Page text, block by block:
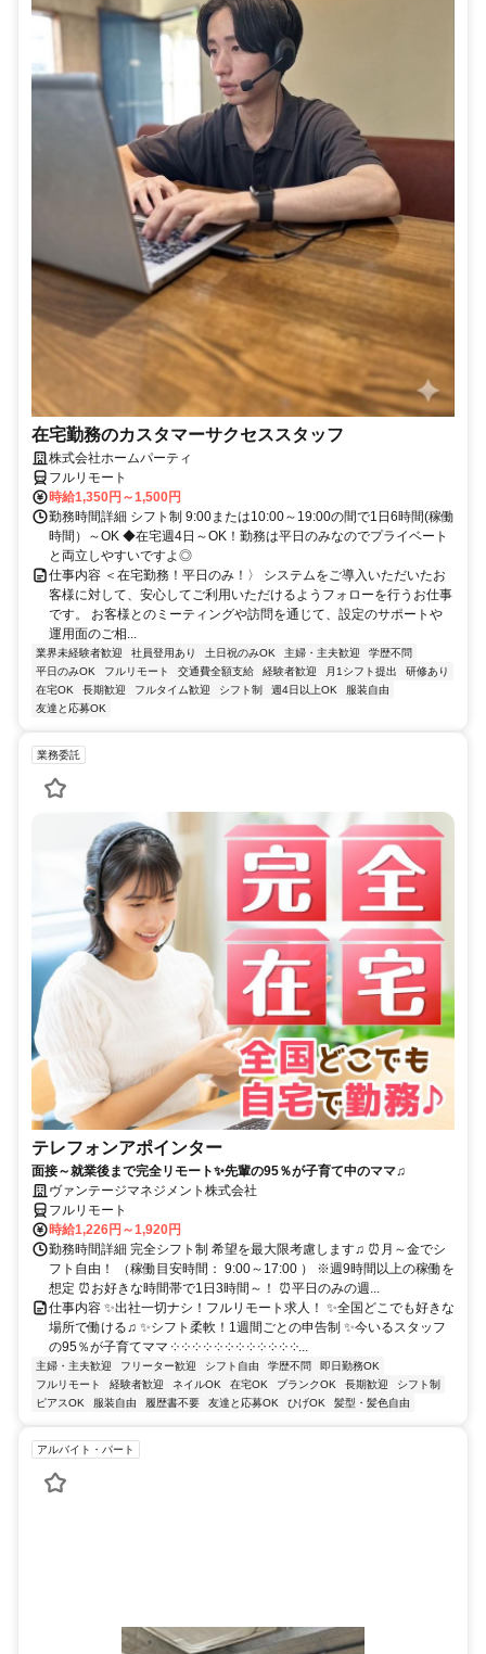
在宅勤務のカスタマーサクセススタッフ
株式会社ホームパーティ
フルリモート
時給1,350円～1,500円
勤務時間詳細 シフト制 9:00または10:00～19:00の間で1日6時間(稼働
時間）～OK ◆在宅週4日～OK！勤務は平日のみなのでプライベート
と両立しやすいですよ◎
仕事内容 ＜在宅勤務！平日のみ！〉 システムをご導入いただいたお
客様に対して、安心してご利用いただけるようフォローを行うお仕事
です。 お客様とのミーティングや訪問を通じて、設定のサポートや
運用面のご相...
業界未経験者歓迎 社員登用あり 土日祝のみOK 主婦・主夫歓迎
学歴不問
平日のみOK
フルリモート 交通費全額支給 経験者歓迎 月1シフト提出
研修あり
在宅OK
長期歓迎 フルタイム歓迎 シフト制 週4日以上OK
服装自由
友達と応募OK
業務委託
テレフォンアポインター
面接～就業後まで完全リモート✨先輩の95％が子育て中のママ♫
ヴァンテージマネジメント株式会社
フルリモート
時給1,226円～1,920円
勤務時間詳細 完全シフト制 希望を最大限考慮します♫ ⏰月～金でシ
フト自由！ （稼働目安時間： 9:00～17:00 ） ※週9時間以上の稼働を
想定 ⏰お好きな時間帯で1日3時間～！ ⏰平日のみの週...
仕事内容 ✨出社一切ナシ！フルリモート求人！ ✨全国どこでも好きな
場所で働ける♫ ✨シフト柔軟！1週間ごとの申告制 ✨今いるスタッフ
の95％が子育てママ ༶ ༶ ༶ ༶ ༶ ༶ ༶ ༶ ༶ ༶ ༶ ༶...
主婦・主夫歓迎 フリーター歓迎 シフト自由 学歴不問
即日勤務OK
フルリモート
経験者歓迎 ネイルOK 在宅OK ブランクOK 長期歓迎
シフト制
ピアスOK
服装自由 履歴書不要 友達と応募OK ひげOK 髪型・髪色自由
アルバイト・パート